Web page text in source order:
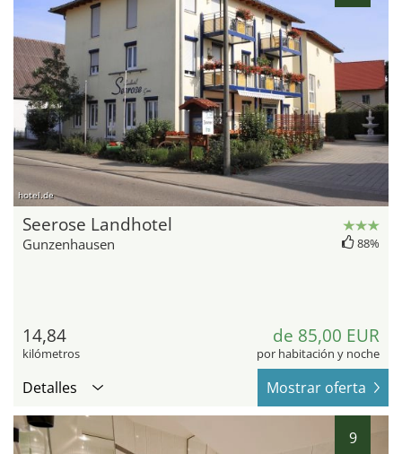
hotel.de
Seerose Landhotel
Gunzenhausen 88%
14,84
kilómetros
de 85,00 EUR
por habitación y noche
Detalles Mostrar oferta
9